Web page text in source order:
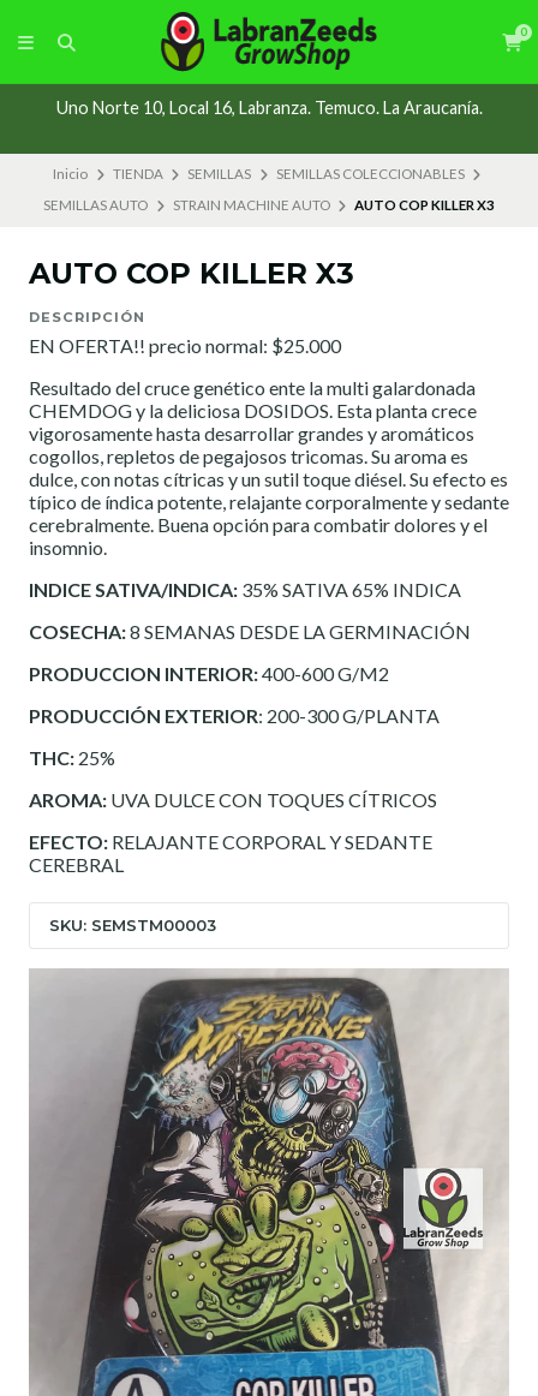
0
Uno Norte 10, Local 16, Labranza. Temuco. La Araucanía.
Inicio TIENDA SEMILLAS
SEMILLAS COLECCIONABLES
SEMILLAS AUTO
STRAIN MACHINE AUTO AUTO COP KILLER X3
AUTO COP KILLER X3
DESCRIPCIÓN
EN OFERTA!! precio normal: $25.000
Resultado del cruce genético ente la multi galardonada
CHEMDOG y la deliciosa DOSIDOS. Esta planta crece
vigorosamente hasta desarrollar grandes y aromáticos
cogollos, repletos de pegajosos tricomas. Su aroma es
dulce, con notas cítricas y un sutil toque diésel. Su efecto es
típico de índica potente, relajante corporalmente y sedante
cerebralmente. Buena opción para combatir dolores y el
insomnio.
INDICE SATIVA/INDICA: 35% SATIVA 65% INDICA
COSECHA:8 SEMANAS DESDE LA GERMINACIÓN
PRODUCCION INTERIOR:400-600 G/M2
PRODUCCIÓN EXTERIOR: 200-300 G/PLANTA
THC: 25%
AROMA: UVA DULCE CON TOQUES CÍTRICOS
EFECTO: RELAJANTE CORPORAL Y SEDANTE
CEREBRAL
SKU: SEMSTM00003